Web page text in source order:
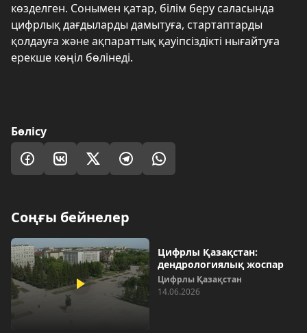
көзделген. Сонымен қатар, білім беру саласында
цифрлық дағдыларды дамытуға, стартаптарды
қолдауға және ақпараттық қауіпсіздікті нығайтуға
ерекше көңіл бөлінеді.
Бөлісу
Соңғы бейнелер
Цифрлы Қазақстан:
дендрологиялық жоспар
Цифрлы Қазақстан
14.06.2026